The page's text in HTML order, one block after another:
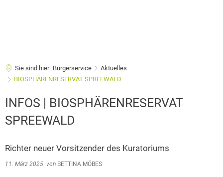
Sie sind hier: Bürgerservice
Aktuelles
BIOSPHÄRENRESERVAT SPREEWALD
INFOS | BIOSPHÄRENRESERVAT
SPREEWALD
Richter neuer Vorsitzender des Kuratoriums
11. März 2025 von BETTINA MÖBES